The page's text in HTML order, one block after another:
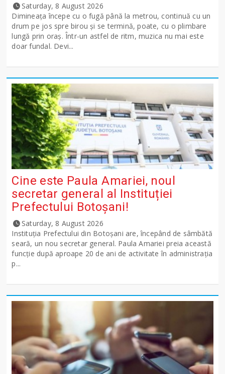
Saturday, 8 August 2026
Dimineața începe cu o fugă până la metrou, continuă cu un
drum pe jos spre birou și se termină, poate, cu o plimbare
lungă prin oraș. Într-un astfel de ritm, muzica nu mai este
doar fundal. Devi...
Cine este Paula Amariei, noul
secretar general al Instituției
Prefectului Botoșani!
Saturday, 8 August 2026
Instituția Prefectului din Botoșani are, începând de sâmbătă
seară, un nou secretar general. Paula Amariei preia această
funcție după aproape 20 de ani de activitate în administrația
p...